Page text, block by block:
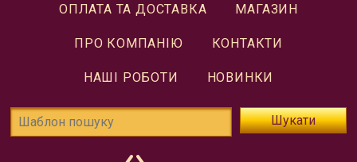
ОПЛАТА ТА ДОСТАВКА МАГАЗИН
ПРО КОМПАНІЮ КОНТАКТИ
НАШІ РОБОТИ НОВИНКИ
Шукати